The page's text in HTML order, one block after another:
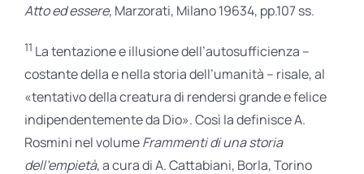
Atto ed essere, Marzorati, Milano 19634, pp.107 ss.
11 La tentazione e illusione dell’autosufficienza –
costante della e nella storia dell’umanità – risale, al
«tentativo della creatura di rendersi grande e felice
indipendentemente da Dio». Così la definisce A.
Rosmini nel volumeFrammenti di una storia
dell’empietà, a cura di A. Cattabiani, Borla, Torino